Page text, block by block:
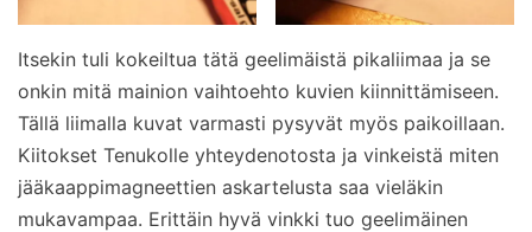
Itsekin tuli kokeiltua tätä geelimäistä pikaliimaa ja se
onkin mitä mainion vaihtoehto kuvien kiinnittämiseen.
Tällä liimalla kuvat varmasti pysyvät myös paikoillaan.
Kiitokset Tenukolle yhteydenotosta ja vinkeistä miten
jääkaappimagneettien askartelusta saa vieläkin
mukavampaa. Erittäin hyvä vinkki tuo geelimäinen